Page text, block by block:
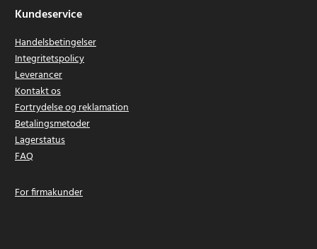
Kundeservice
Handelsbetingelser
Integritetspolicy
Leverancer
Kontakt os
Fortrydelse og reklamation
Betalingsmetoder
Lagerstatus
FAQ
For firmakunder